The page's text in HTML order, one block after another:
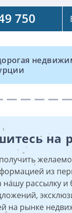
750
на
из
рассылку и
на рынке